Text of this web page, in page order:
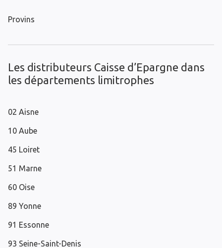
Provins
Les distributeurs Caisse d’Epargne dans
les départements limitrophes
02 Aisne
10 Aube
45 Loiret
51 Marne
60 Oise
89 Yonne
91 Essonne
93 Seine-Saint-Denis